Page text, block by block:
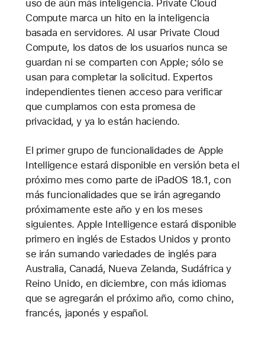
uso de aún más inteligencia. Private Cloud
Compute marca un hito en la inteligencia
basada en servidores. Al usar Private Cloud
Compute, los datos de los usuarios nunca se
guardan ni se comparten con Apple; sólo se
usan para completar la solicitud. Expertos
independientes tienen acceso para verificar
que cumplamos con esta promesa de
privacidad, y ya lo están haciendo.
El primer grupo de funcionalidades de Apple
Intelligence estará disponible en versión beta el
próximo mes como parte de iPadOS 18.1, con
más funcionalidades que se irán agregando
próximamente este año y en los meses
siguientes. Apple Intelligence estará disponible
primero en inglés de Estados Unidos y pronto
se irán sumando variedades de inglés para
Australia, Canadá, Nueva Zelanda, Sudáfrica y
Reino Unido, en diciembre, con más idiomas
que se agregarán el próximo año, como chino,
francés, japonés y español.